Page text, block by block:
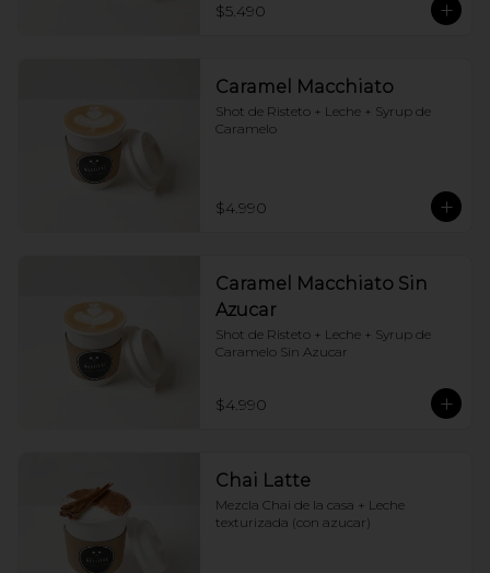
$5.490
Caramel Macchiato
Shot de Risteto + Leche + Syrup de
Caramelo
$4.990
Caramel Macchiato Sin
Azucar
Shot de Risteto + Leche + Syrup de
Caramelo Sin Azucar
$4.990
Chai Latte
Mezcla Chai de la casa + Leche
texturizada (con azucar)